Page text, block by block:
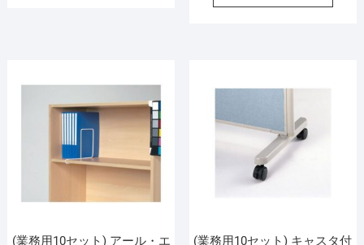
(業務用10セット) アール・エ (業務用10セット) キャスタ付